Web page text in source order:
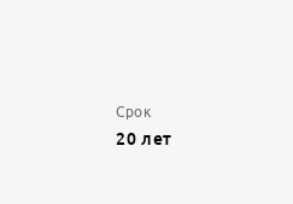
Срок
20 лет